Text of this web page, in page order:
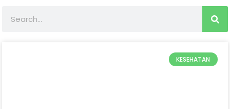
KESEHATAN